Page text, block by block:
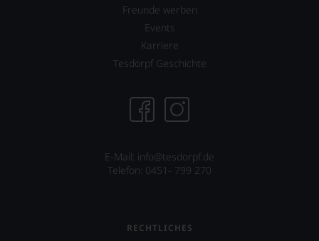
Freunde werben
Events
Karriere
Tesdorpf Geschichte
E-Mail: info@tesdorpf.de
Telefon: 0451- 799 270
RECHTLICHES